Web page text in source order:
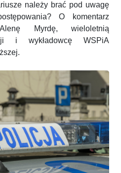
należy brać pod uwagę
O komentarz
Myrdę, wieloletnią
i wykładowcę WSPiA